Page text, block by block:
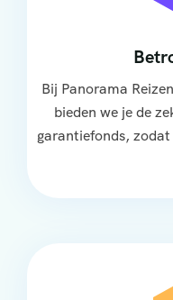
Bij Panorama
bieden we je de
garantiefonds,